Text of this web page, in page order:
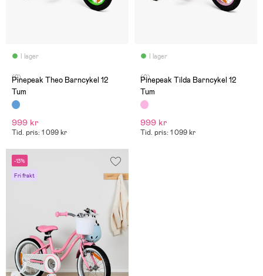
I lager
(2)
Pinepeak Theo Barncykel 12
Tum
999 kr
Tid. pris: 1 099 kr
I lager
(0)
Pinepeak Tilda Barncykel 12
Tum
999 kr
Tid. pris: 1 099 kr
-13%
Fri frakt